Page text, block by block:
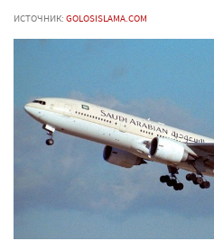
ИСТОЧНИК: GOLOSISLAMA.COM